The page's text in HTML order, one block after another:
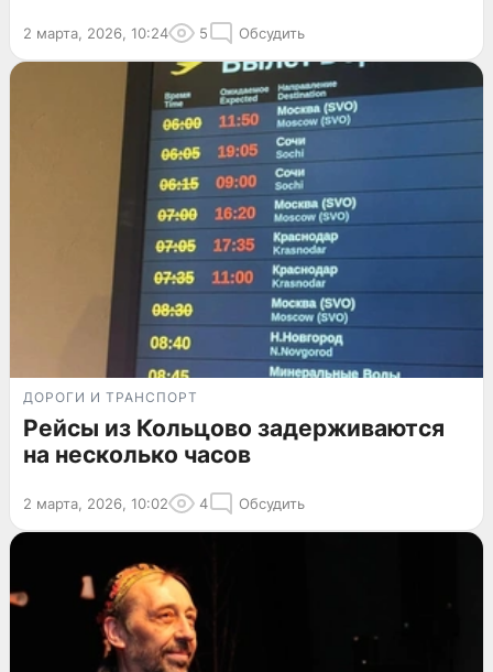
2 марта, 2026, 10:24 5 Обсудить
ДОРОГИ И ТРАНСПОРТ
Рейсы из Кольцово задерживаются
на несколько часов
2 марта, 2026, 10:02 4 Обсудить